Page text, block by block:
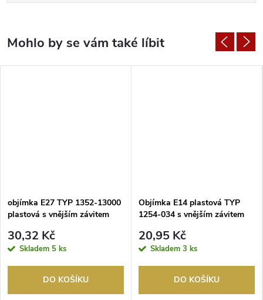
objímka E27 TYP 1352-13000
plastová s vnějším závitem
30,32 Kč
Skladem 5 ks
DO KOŠÍKU
Objímka E14 plastová TYP
1254-034 s vnějším závitem
20,95 Kč
Skladem 3 ks
DO KOŠÍKU